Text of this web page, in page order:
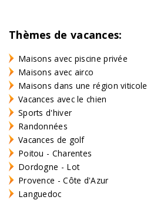
Thèmes de vacances:
Maisons avec piscine privée
Maisons avec airco
Maisons dans une région viticole
Vacances avec le chien
Sports d'hiver
Randonnées
Vacances de golf
Poitou - Charentes
Dordogne - Lot
Provence - Côte d'Azur
Languedoc